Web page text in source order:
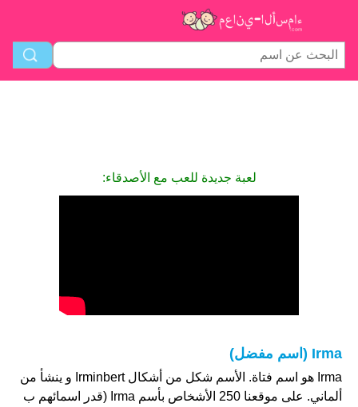
لعبة جديدة للعب مع الأصدقاء:
Irma (اسم مفضل)
Irma هو اسم فتاة. الأسم شكل من أشكال Irminbert و ينشأ من
ألماني. على موقعنا 250 الأشخاص بأسم Irma (قدر اسمائهم ب